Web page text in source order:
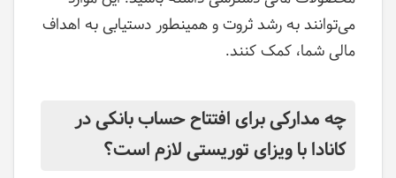
می‌توانند به رشد ثروت و همینطور دستیابی به اهداف
مالی شما، کمک کنند.
چه مدارکی برای افتتاح حساب بانکی در
کانادا با ویزای توریستی لازم است؟